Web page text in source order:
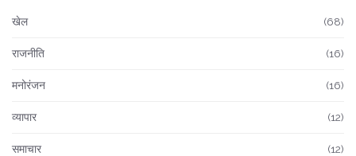
खेल (68)
राजनीति (16)
मनोरंजन (16)
व्यापार (12)
समाचार (12)